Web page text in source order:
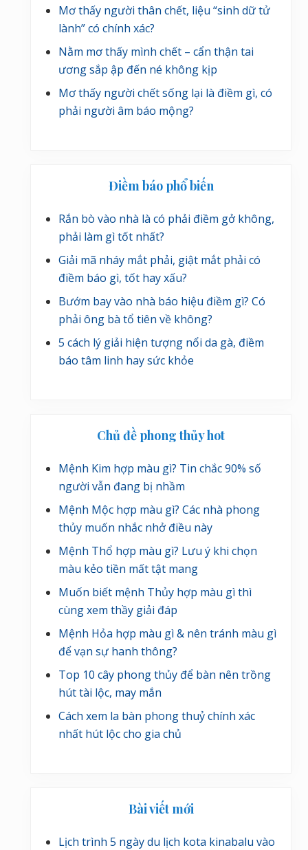
Mơ thấy người thân chết, liệu “sinh dữ tử
lành” có chính xác?
Nằm mơ thấy mình chết – cẩn thận tai
ương sắp ập đến né không kịp
Mơ thấy người chết sống lại là điềm gì, có
phải người âm báo mộng?
Điềm báo phổ biến
Rắn bò vào nhà là có phải điềm gở không,
phải làm gì tốt nhất?
Giải mã nháy mắt phải, giật mắt phải có
điềm báo gì, tốt hay xấu?
Bướm bay vào nhà báo hiệu điềm gì? Có
phải ông bà tổ tiên về không?
5 cách lý giải hiện tượng nổi da gà, điềm
báo tâm linh hay sức khỏe
Chủ đề phong thủy hot
Mệnh Kim hợp màu gì? Tin chắc 90% số
người vẫn đang bị nhầm
Mệnh Mộc hợp màu gì? Các nhà phong
thủy muốn nhắc nhở điều này
Mệnh Thổ hợp màu gì? Lưu ý khi chọn
màu kẻo tiền mất tật mang
Muốn biết mệnh Thủy hợp màu gì thì
cùng xem thầy giải đáp
Mệnh Hỏa hợp màu gì & nên tránh màu gì
để vạn sự hanh thông?
Top 10 cây phong thủy để bàn nên trồng
hút tài lộc, may mắn
Cách xem la bàn phong thuỷ chính xác
nhất hút lộc cho gia chủ
Bài viết mới
Lịch trình 5 ngày du lịch kota kinabalu vào